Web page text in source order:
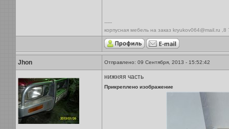
-----
корпусная мебель на заказ kryukov064@mail.ru
Jhon Отправлено: 09 Сентября, 2013 - 15:52:42
нижняя часть
Прикреплено изображение